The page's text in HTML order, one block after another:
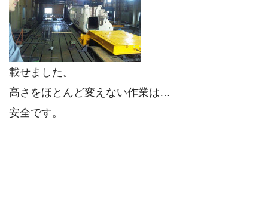
載せました。
高さをほとんど変えない作業は…
安全です。